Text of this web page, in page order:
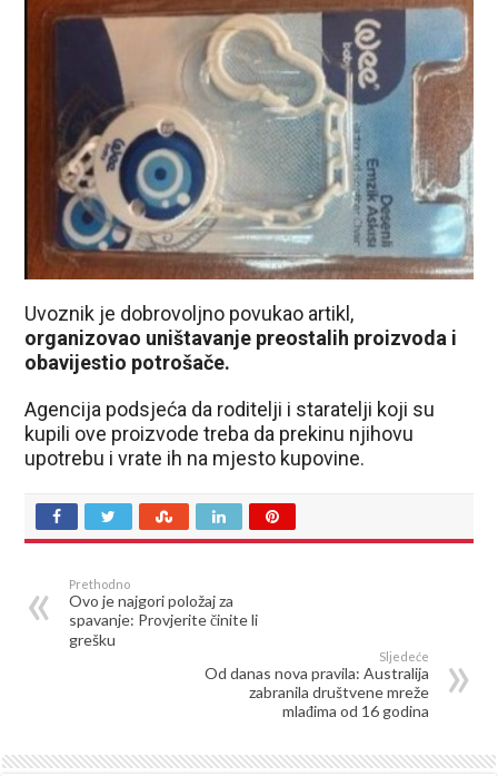
Uvoznik je dobrovoljno povukao artikl,
organizovao uništavanje preostalih proizvoda i
obavijestio potrošače.
Agencija podsjeća da roditelji i staratelji koji su
kupili ove proizvode treba da prekinu njihovu
upotrebu i vrate ih na mjesto kupovine.
Prethodno
Ovo je najgori položaj za
spavanje: Provjerite činite li
grešku
Sljedeće
Od danas nova pravila: Australija
zabranila društvene mreže
mlađima od 16 godina